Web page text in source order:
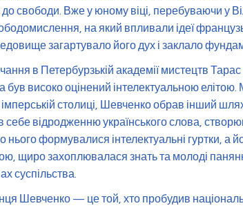
свободи. Вже у юному віці, перебуваючи у
на який впливали ідеї
загартувало його дух і заклало
в Петербурзькій академії мистецтв
був високо оцінений інтелектуальною
імперській столиці, Шевченко обрав інший
себе відродженню українського слова,
нього формувалися інтелектуальні гуртки, а
щиро захоплювалася знать та молоді
суспільства.
Шевченко — це той, хто пробудив